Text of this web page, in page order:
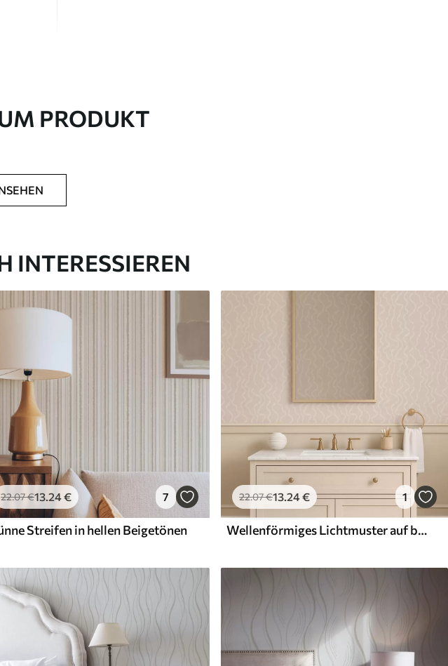
PRODUKT
INTERESSIEREN
22.07€13.24€ 7
Streifen in hellen Beigetönen
22.07€13.24€ 1
Wellenförmiges Lichtmuster auf beigem Hintergrund